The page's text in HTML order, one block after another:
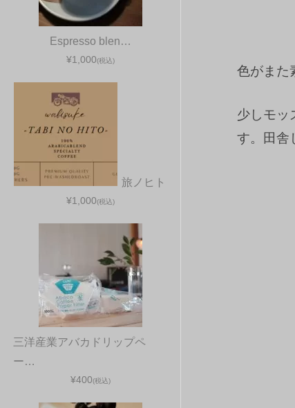
色がまた
少しモッ
す。田舎
Espresso blen…
¥1,000(税込)
旅ノヒト
¥1,000(税込)
三洋産業アバカドリップペ
ー…
¥400(税込)